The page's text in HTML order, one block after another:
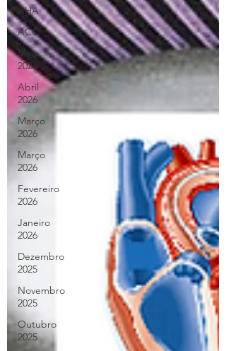
AHA
ACC
Maio
2026
Abril
2026
Março
2026
Março
2026
Fevereiro
2026
Janeiro
2026
Dezembro
2025
Novembro
2025
Outubro
2025